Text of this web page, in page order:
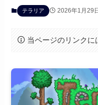
テラリア 2026年1月29日
当ページのリンクに